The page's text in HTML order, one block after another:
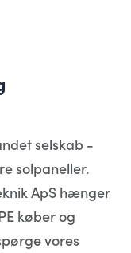
selskab -
solpaneller.
ApS hænger
køber og
vores